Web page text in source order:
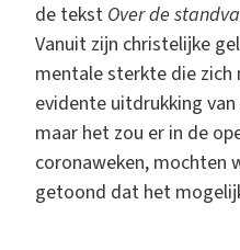
de tekst Over de
Vanuit zijn christelijke
mentale sterkte die
evidente uitdrukking
maar het zou er in de
coronaweken, mochten
getoond dat het